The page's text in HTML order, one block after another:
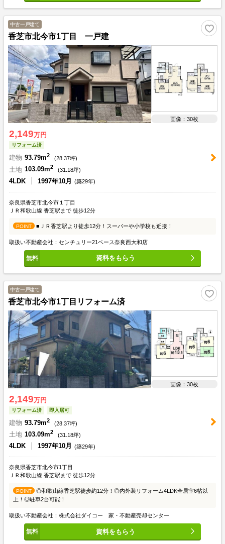
中古一戸建て
香芝市北今市1丁目 一戸建
画像：30枚
2,149万円
リフォーム済
建物 93.79m2 (28.37坪)
土地 103.09m2 (31.18坪)
4LDK 1997年10月 (築29年)
奈良県香芝市北今市１丁目
ＪＲ和歌山線 香芝駅まで 徒歩12分
POINT ■ＪＲ香芝駅より徒歩12分！スーパーや小学校も近接！
取扱い不動産会社：センチュリー21ベース奈良西大和店
資料をもらう
中古一戸建て
香芝市北今市1丁目リフォーム済
画像：30枚
2,149万円
リフォーム済 即入居可
建物 93.79m2 (28.37坪)
土地 103.09m2 (31.18坪)
4LDK 1997年10月 (築29年)
奈良県香芝市北今市1丁目
ＪＲ和歌山線 香芝駅まで 徒歩12分
POINT
◎和歌山線香芝駅徒歩約12分！◎内外装リフォーム4LDK全居室6帖以
上！◎駐車2台可能！
取扱い不動産会社：株式会社ダイコー 家・不動産売却センター
資料をもらう